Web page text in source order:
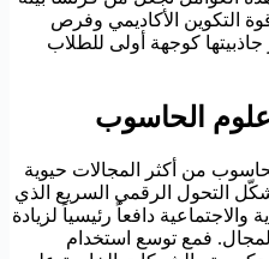
التكوين الأكاديمي وفرص
كوجهة أولى للطلاب
الحاسوب
من أكثر المجالات حيوية
التحول الرقمي السريع الذي
دافعاً رئيسياً لزيادة
فمع توسع استخدام